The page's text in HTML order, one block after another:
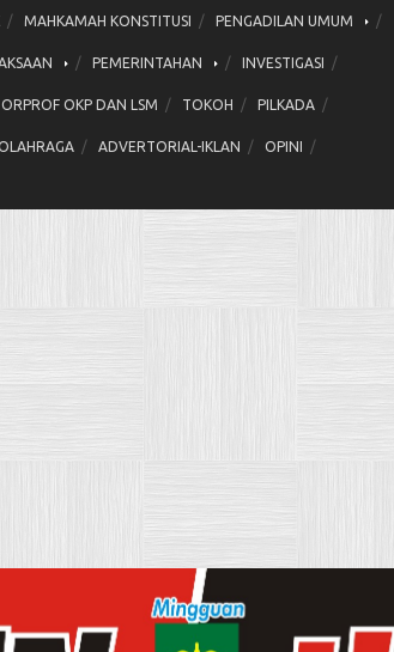
MAHKAMAH KONSTITUSI PENGADILAN UMUM
PEMERINTAHAN INVESTIGASI
OKP DAN LSM TOKOH PILKADA
ADVERTORIAL-IKLAN OPINI